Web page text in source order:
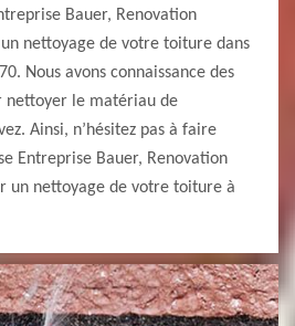
Bauer, Renovation
un nettoyage de votre toiture dans
Nous avons connaissance des
nettoyer le matériau de
Ainsi, n’hésitez pas à faire
Entreprise Bauer, Renovation
un nettoyage de votre toiture à